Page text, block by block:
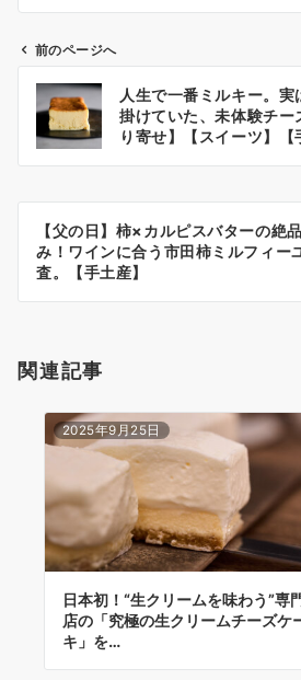
投
稿
ナ
ビ
ゲ
シ
ョ
前のページへ
人生で一番ミルキー。
掛けていた、未体験チー
り寄せ】【スイーツ】【
【父の日】柿×カルピスバターの絶
み！ワインに合う市田柿ミルフィー
査。【手土産】
関連記事
2025年9月25日
日本初！“生クリームを味わう”専
店の「究極の生クリームチーズケ
キ」を…